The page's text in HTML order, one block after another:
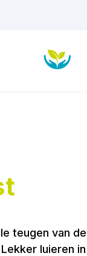
teugen van de
luieren